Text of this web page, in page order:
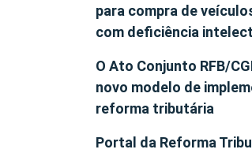
para compra de
com deficiência
O Ato Conjunto RFB/
novo modelo de
reforma tributária
Portal da Reforma